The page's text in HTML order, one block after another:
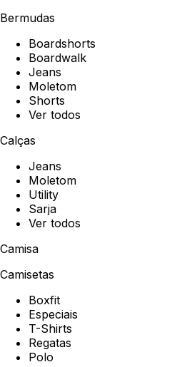
Bermudas
Boardshorts
Boardwalk
Jeans
Moletom
Shorts
Ver todos
Calças
Jeans
Moletom
Utility
Sarja
Ver todos
Camisa
Camisetas
Boxfit
Especiais
T-Shirts
Regatas
Polo